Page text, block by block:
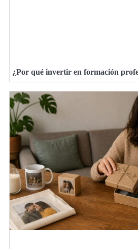
¿Por qué invertir en formación